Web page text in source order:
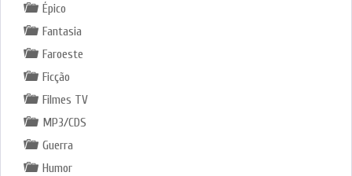
Épico
Fantasia
Faroeste
Ficção
Filmes TV
MP3/CDS
Guerra
Humor